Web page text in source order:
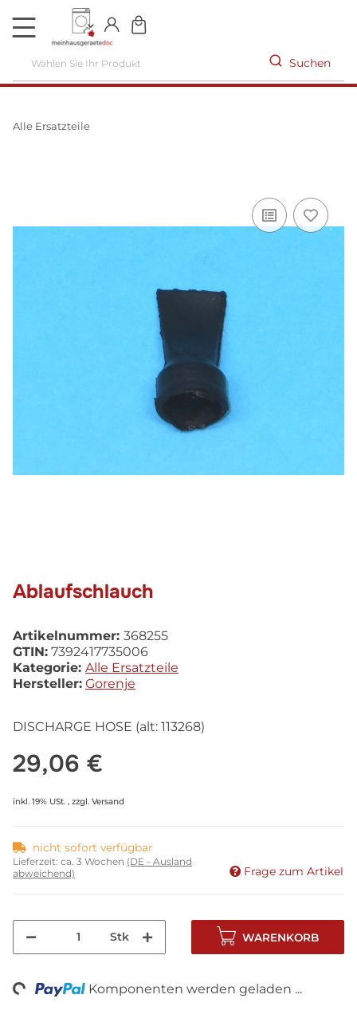
DE
Suchen
Alle Ersatzteile
Ablaufschlauch
Artikelnummer: 368255
GTIN: 7392417735006
Kategorie: Alle Ersatzteile
Hersteller: Gorenje
DISCHARGE HOSE (alt: 113268)
29,06 €
inkl. 19% USt. , zzgl. Versand
nicht sofort verfügbar
Lieferzeit: ca. 3 Wochen (DE - Ausland
abweichend)
Frage zum Artikel
Stk WARENKORB
Komponenten werden geladen ...